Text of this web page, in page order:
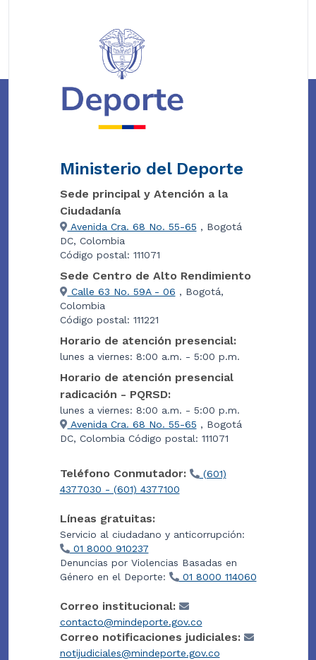
Ministerio del Deporte
Sede principal y Atención a la
Ciudadanía
Avenida Cra. 68 No. 55-65 , Bogotá
DC, Colombia
Código postal: 111071
Sede Centro de Alto Rendimiento
Calle 63 No. 59A - 06 , Bogotá,
Colombia
Código postal: 111221
Horario de atención presencial:
lunes a viernes: 8:00 a.m. - 5:00 p.m.
Horario de atención presencial
radicación - PQRSD:
lunes a viernes: 8:00 a.m. - 5:00 p.m.
Avenida Cra. 68 No. 55-65 , Bogotá
DC, Colombia Código postal: 111071
Teléfono Conmutador:
(601)
4377030 - (601) 4377100
Líneas gratuitas:
Servicio al ciudadano y anticorrupción:
01 8000 910237
Denuncias por Violencias Basadas en
Género en el Deporte:
01 8000 114060
Correo institucional:
contacto@mindeporte.gov.co
Correo notificaciones judiciales:
notijudiciales@mindeporte.gov.co